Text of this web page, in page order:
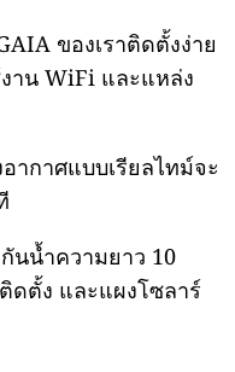
ของเราติดตั้งง่าย
าน WiFi และแหล่ง
ากาศแบบเรียลไทม์จะ
นน้ำความยาว 10
ดตั้ง และแผงโซลาร์